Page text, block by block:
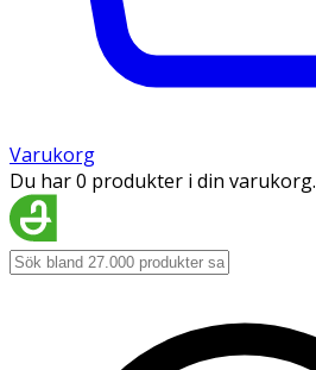
Varukorg
Du har 0 produkter i din varukorg.